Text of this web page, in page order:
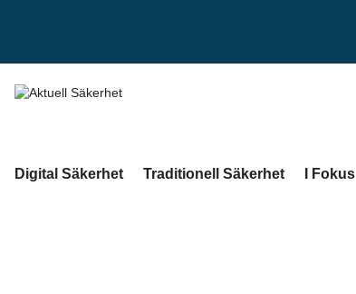
Digital Säkerhet Traditionell Säkerhet I Fokus